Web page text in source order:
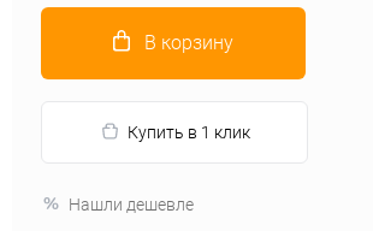
В корзину
Купить в 1 клик
Нашли дешевле